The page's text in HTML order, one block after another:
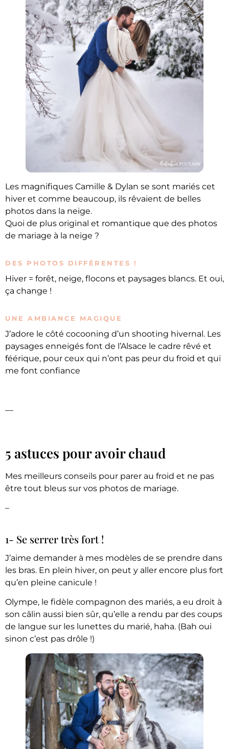
Les magnifiques Camille & Dylan se sont mariés cet
hiver et comme beaucoup, ils rêvaient de belles
photos dans la neige.
Quoi de plus original et romantique que des photos
de mariage à la neige ?
DES PHOTOS DIFFÉRENTES !
Hiver = forêt, neige, flocons et paysages blancs. Et oui,
ça change !
UNE AMBIANCE MAGIQUE
J’adore le côté cocooning d’un shooting hivernal. Les
paysages enneigés font de l’Alsace le cadre rêvé et
féérique, pour ceux qui n’ont pas peur du froid et qui
me font confiance
—
5 astuces pour avoir chaud
Mes meilleurs conseils pour parer au froid et ne pas
être tout bleus sur vos photos de mariage.
–
1- Se serrer très fort !
J’aime demander à mes modèles de se prendre dans
les bras. En plein hiver, on peut y aller encore plus fort
qu’en pleine canicule !
Olympe, le fidèle compagnon des mariés, a eu droit à
son câlin aussi bien sûr, qu’elle a rendu par des coups
de langue sur les lunettes du marié, haha. (Bah oui
sinon c’est pas drôle !)